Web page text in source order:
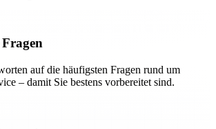
auf die häufigsten Fragen rund um
– damit Sie bestens vorbereitet sind.